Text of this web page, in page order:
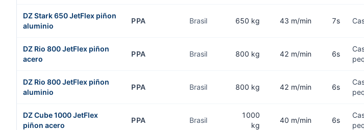
DZ Stark 650 JetFlex piñon
aluminio
PPA Brasil 650 kg 43 m/min 7s
DZ Rio 800 JetFlex piñon
acero
PPA Brasil 800 kg 42 m/min 6s
DZ Rio 800 JetFlex piñon
aluminio
PPA Brasil 800 kg 42 m/min 6s
DZ Cube 1000 JetFlex
piñon acero
PPA Brasil
1000
kg
40 m/min 6s